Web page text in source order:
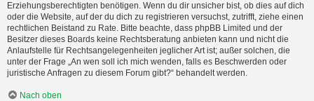
Erziehungsberechtigten benötigen. Wenn du dir unsicher bist, ob dies auf dich
oder die Website, auf der du dich zu registrieren versuchst, zutrifft, ziehe einen
rechtlichen Beistand zu Rate. Bitte beachte, dass phpBB Limited und der
Besitzer dieses Boards keine Rechtsberatung anbieten kann und nicht die
Anlaufstelle für Rechtsangelegenheiten jeglicher Art ist; außer solchen, die
unter der Frage „An wen soll ich mich wenden, falls es Beschwerden oder
juristische Anfragen zu diesem Forum gibt?“ behandelt werden.
Nach oben